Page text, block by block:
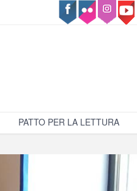
PATTO PER LA LETTURA